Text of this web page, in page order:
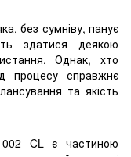
без сумніву, панує
здатися деякою
Однак, хто
процесу справжнє
та якість
CL є частиною